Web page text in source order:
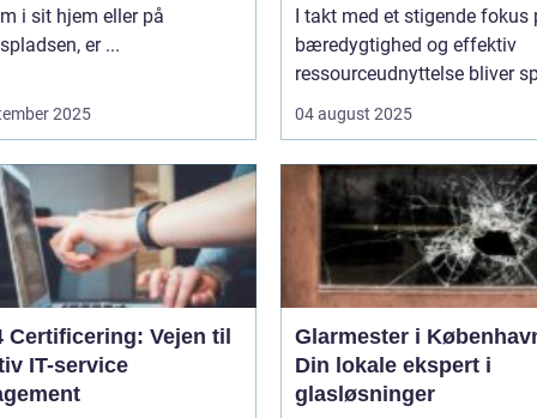
i sit hjem eller på
er ...
2025
I takt med et stigende fokus
bæredygtighed og effektiv
ressourceudnyttelse bliver
04 august 2025
Certificering: Vejen til
IT-service
Glarmester i
Din lokale ekspert i
glasløsninger